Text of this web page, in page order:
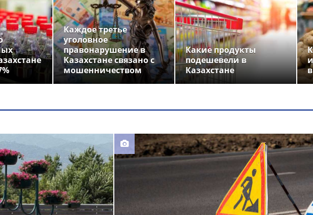
Каждое третье
уголовное
правонарушение в
Казахстане связано с
мошенничеством
Какие продукты
подешевели в
Казахстане